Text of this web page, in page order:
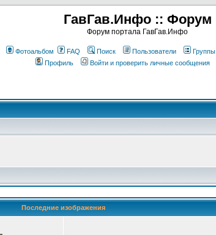
ГавГав.Инфо :: Форум
Форум портала ГавГав.Инфо
Фотоальбом FAQ Поиск Пользователи Группы
Профиль
Войти и проверить личные сообщения
Последние изображения